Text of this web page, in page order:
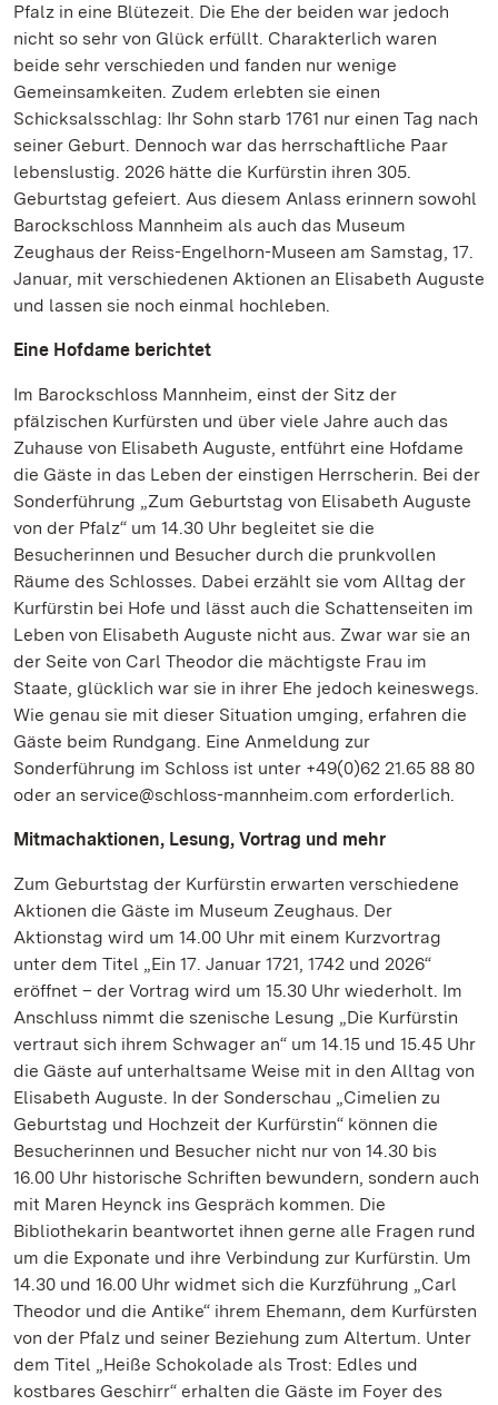
Pfalz in eine Blütezeit. Die Ehe der beiden war jedoch
nicht so sehr von Glück erfüllt. Charakterlich waren
beide sehr verschieden und fanden nur wenige
Gemeinsamkeiten. Zudem erlebten sie einen
Schicksalsschlag: Ihr Sohn starb 1761 nur einen Tag nach
seiner Geburt. Dennoch war das herrschaftliche Paar
lebenslustig. 2026 hätte die Kurfürstin ihren 305.
Geburtstag gefeiert. Aus diesem Anlass erinnern sowohl
Barockschloss Mannheim als auch das Museum
Zeughaus der Reiss-Engelhorn-Museen am Samstag, 17.
Januar, mit verschiedenen Aktionen an Elisabeth Auguste
und lassen sie noch einmal hochleben.
Eine Hofdame berichtet
Im Barockschloss Mannheim, einst der Sitz der
pfälzischen Kurfürsten und über viele Jahre auch das
Zuhause von Elisabeth Auguste, entführt eine Hofdame
die Gäste in das Leben der einstigen Herrscherin. Bei der
Sonderführung „Zum Geburtstag von Elisabeth Auguste
von der Pfalz“ um 14.30 Uhr begleitet sie die
Besucherinnen und Besucher durch die prunkvollen
Räume des Schlosses. Dabei erzählt sie vom Alltag der
Kurfürstin bei Hofe und lässt auch die Schattenseiten im
Leben von Elisabeth Auguste nicht aus. Zwar war sie an
der Seite von Carl Theodor die mächtigste Frau im
Staate, glücklich war sie in ihrer Ehe jedoch keineswegs.
Wie genau sie mit dieser Situation umging, erfahren die
Gäste beim Rundgang. Eine Anmeldung zur
Sonderführung im Schloss ist unter +49(0)62 21.65 88 80
oder an service@schloss-mannheim.com erforderlich.
Mitmachaktionen, Lesung, Vortrag und mehr
Zum Geburtstag der Kurfürstin erwarten verschiedene
Aktionen die Gäste im Museum Zeughaus. Der
Aktionstag wird um 14.00 Uhr mit einem Kurzvortrag
unter dem Titel „Ein 17. Januar 1721, 1742 und 2026“
eröffnet – der Vortrag wird um 15.30 Uhr wiederholt. Im
Anschluss nimmt die szenische Lesung „Die Kurfürstin
vertraut sich ihrem Schwager an“ um 14.15 und 15.45 Uhr
die Gäste auf unterhaltsame Weise mit in den Alltag von
Elisabeth Auguste. In der Sonderschau „Cimelien zu
Geburtstag und Hochzeit der Kurfürstin“ können die
Besucherinnen und Besucher nicht nur von 14.30 bis
16.00 Uhr historische Schriften bewundern, sondern auch
mit Maren Heynck ins Gespräch kommen. Die
Bibliothekarin beantwortet ihnen gerne alle Fragen rund
um die Exponate und ihre Verbindung zur Kurfürstin. Um
14.30 und 16.00 Uhr widmet sich die Kurzführung „Carl
Theodor und die Antike“ ihrem Ehemann, dem Kurfürsten
von der Pfalz und seiner Beziehung zum Altertum. Unter
dem Titel „Heiße Schokolade als Trost: Edles und
kostbares Geschirr“ erhalten die Gäste im Foyer des